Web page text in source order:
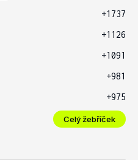
+1737
+1126
+1091
+981
+975
Celý žebříček